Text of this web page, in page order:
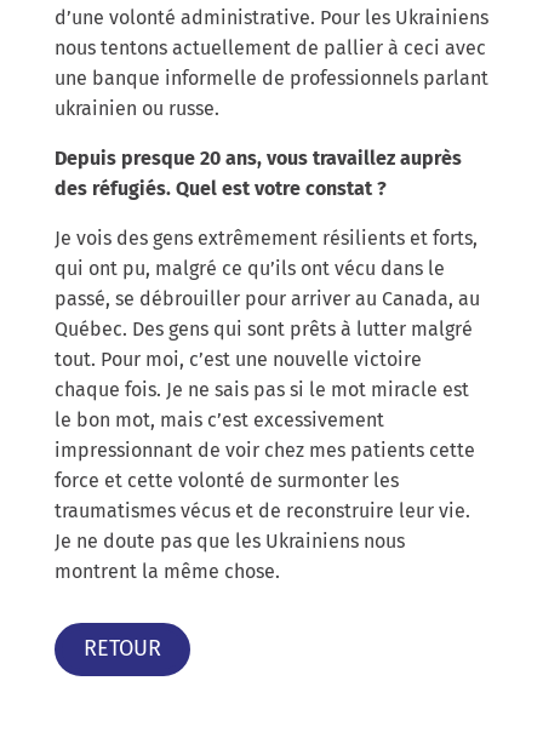
d’une volonté administrative. Pour les Ukrainiens
nous tentons actuellement de pallier à ceci avec
une banque informelle de professionnels parlant
ukrainien ou russe.
Depuis presque 20 ans, vous travaillez auprès
des réfugiés. Quel est votre constat ?
Je vois des gens extrêmement résilients et forts,
qui ont pu, malgré ce qu’ils ont vécu dans le
passé, se débrouiller pour arriver au Canada, au
Québec. Des gens qui sont prêts à lutter malgré
tout. Pour moi, c’est une nouvelle victoire
chaque fois. Je ne sais pas si le mot miracle est
le bon mot, mais c’est excessivement
impressionnant de voir chez mes patients cette
force et cette volonté de surmonter les
traumatismes vécus et de reconstruire leur vie.
Je ne doute pas que les Ukrainiens nous
montrent la même chose.
RETOUR